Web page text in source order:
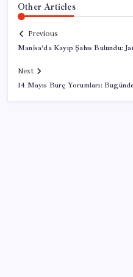
Other Articles
Previous
Manisa’da Kayıp Şahıs Bulundu:
Next
14 Mayıs Burç Yorumları: